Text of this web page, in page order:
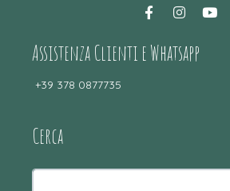
Assistenza Clienti e Whatsapp
+39 378 0877735
Cerca